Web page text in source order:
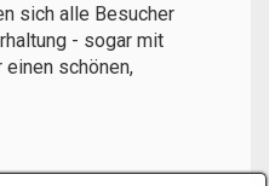
sich alle Besucher
- sogar mit
schönen,